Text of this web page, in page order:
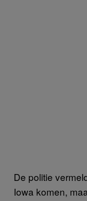
De politie
Iowa komen,